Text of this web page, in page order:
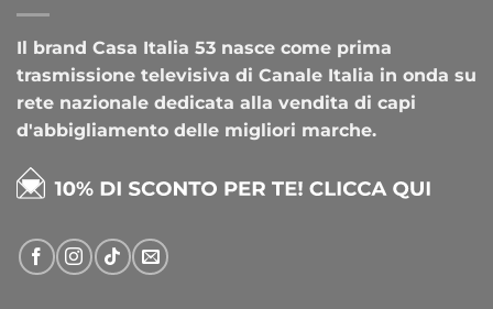
Il brand Casa Italia 53 nasce come prima
trasmissione televisiva di Canale Italia in onda su
rete nazionale dedicata alla vendita di capi
d'abbigliamento delle migliori marche.